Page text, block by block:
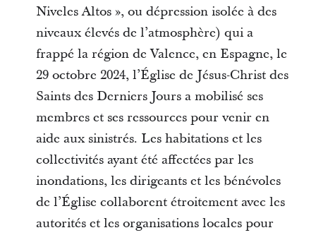
Niveles Altos », ou dépression isolée à des
niveaux élevés de l’atmosphère) qui a
frappé la région de Valence, en Espagne, le
29 octobre 2024, l’Église de Jésus-Christ des
Saints des Derniers Jours a mobilisé ses
membres et ses ressources pour venir en
aide aux sinistrés. Les habitations et les
collectivités ayant été affectées par les
inondations, les dirigeants et les bénévoles
de l’Église collaborent étroitement avec les
autorités et les organisations locales pour